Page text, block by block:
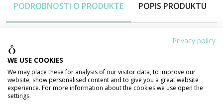
Privacy policy
WE USE COOKIES
We may place these for analysis of our visitor data, to improve our
website, show personalised content and to give you a great website
experience. For more information about the cookies we use open the
settings.
PODROBNOSTI O PRODUKTE POPIS PRODUKTU
Materiál
Povrchová úprava
lesklá
Farba